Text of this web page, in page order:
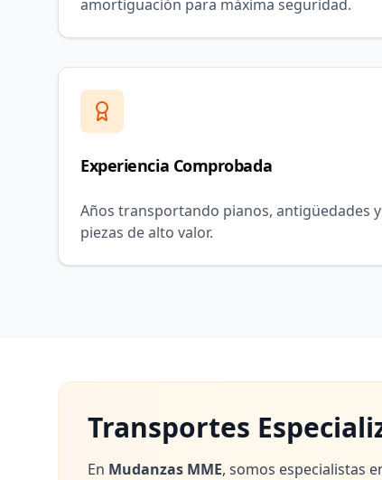
amortiguación para máxima seguridad.
Experiencia Comprobada
Años transportando pianos, antigüedades y
piezas de alto valor.
Transportes
En Mudanzas MME, somos especialistas